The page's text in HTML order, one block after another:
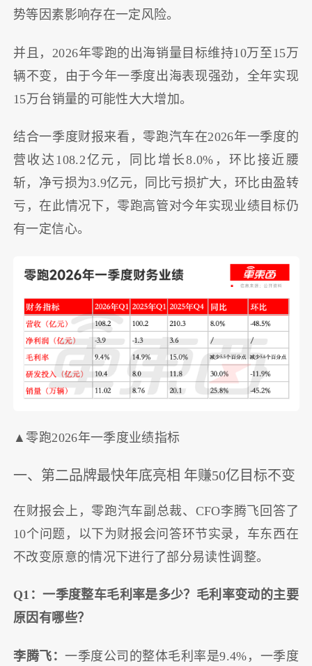
势等因素影响存在一定风险。
并且，2026年零跑的出海销量目标维持10万至15万
辆不变，由于今年一季度出海表现强劲，全年实现
15万台销量的可能性大大增加。
结合一季度财报来看，零跑汽车在2026年一季度的
营收达108.2亿元，同比增长8.0%，环比接近腰
斩，净亏损为3.9亿元，同比亏损扩大，环比由盈转
亏，在此情况下，零跑高管对今年实现业绩目标仍
有一定信心。
▲零跑2026年一季度业绩指标
一、第二品牌最快年底亮相 年赚50亿目标不变
在财报会上，零跑汽车副总裁、CFO李腾飞回答了
10个问题，以下为财报会问答环节实录，车东西在
不改变原意的情况下进行了部分易读性调整。
Q1：一季度整车毛利率是多少？毛利率变动的主要
原因有哪些？
李腾飞：一季度公司的整体毛利率是9.4%，一季度